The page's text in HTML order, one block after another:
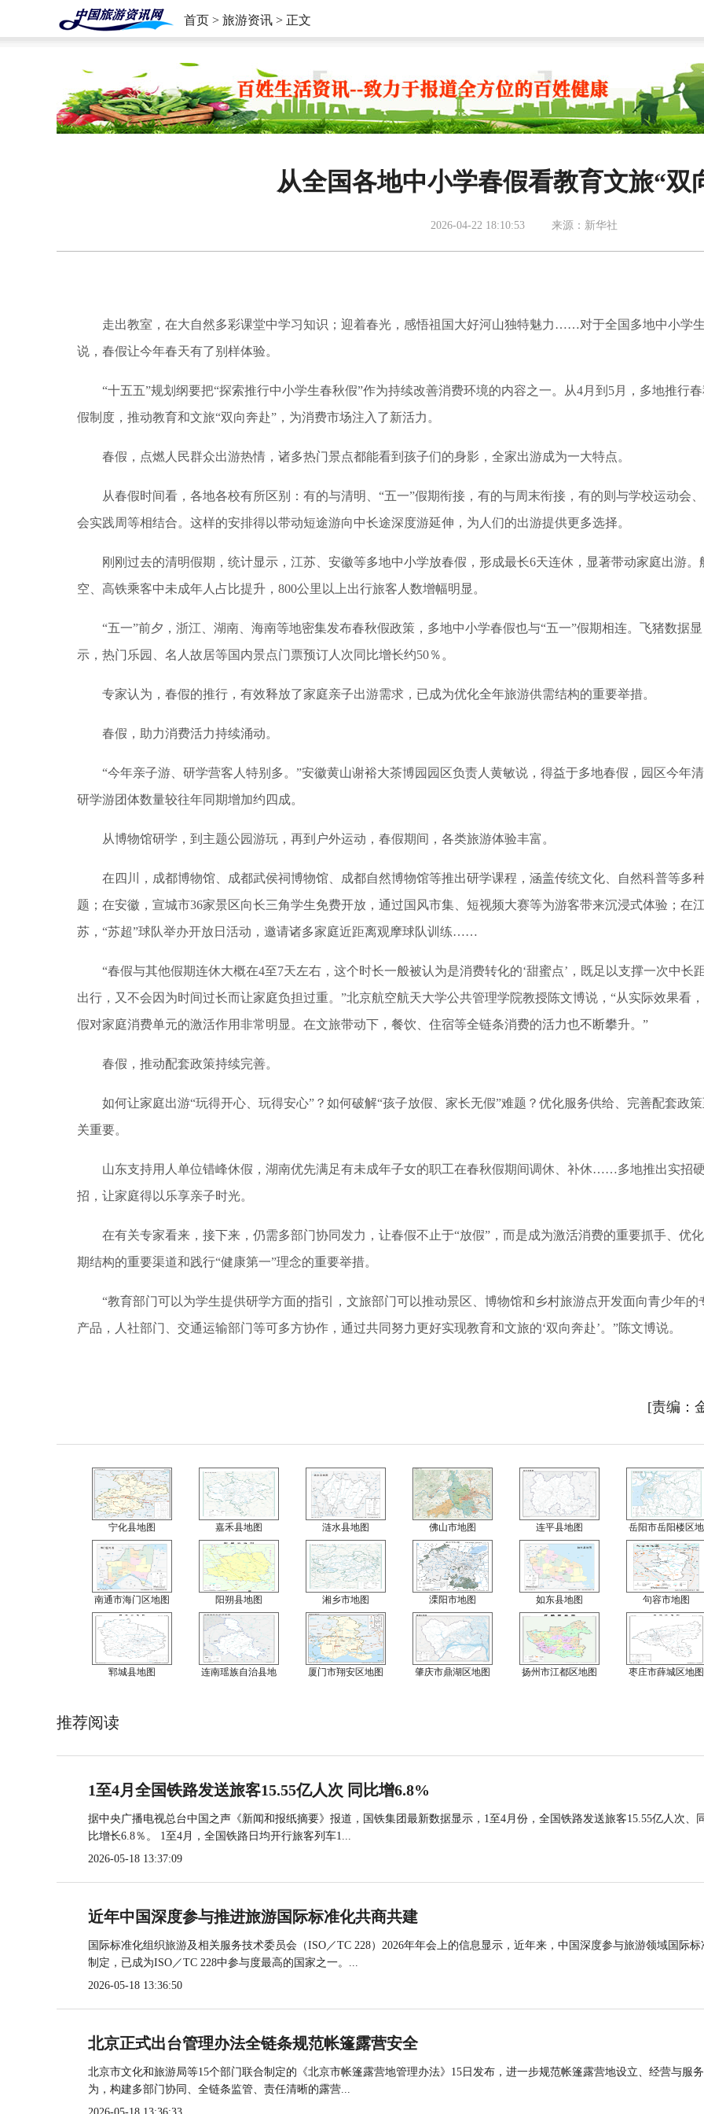
首页 > 旅游资讯 > 正文
从全国各地中小学春假看教育文旅“双
2026-04-22 18:10:53 来源：新华社
走出教室，在大自然多彩课堂中学习知识；迎着春光，感悟祖国大好河山独特魅力……对于全国多地中小学
说，春假让今年春天有了别样体验。
“十五五”规划纲要把“探索推行中小学生春秋假”作为持续改善消费环境的内容之一。从4月到5月，多地推行春
假制度，推动教育和文旅“双向奔赴”，为消费市场注入了新活力。
春假，点燃人民群众出游热情，诸多热门景点都能看到孩子们的身影，全家出游成为一大特点。
从春假时间看，各地各校有所区别：有的与清明、“五一”假期衔接，有的与周末衔接，有的则与学校运动会
会实践周等相结合。这样的安排得以带动短途游向中长途深度游延伸，为人们的出游提供更多选择。
刚刚过去的清明假期，统计显示，江苏、安徽等多地中小学放春假，形成最长6天连休，显著带动家庭出游。
空、高铁乘客中未成年人占比提升，800公里以上出行旅客人数增幅明显。
“五一”前夕，浙江、湖南、海南等地密集发布春秋假政策，多地中小学春假也与“五一”假期相连。飞猪数据显
示，热门乐园、名人故居等国内景点门票预订人次同比增长约50％。
专家认为，春假的推行，有效释放了家庭亲子出游需求，已成为优化全年旅游供需结构的重要举措。
春假，助力消费活力持续涌动。
“今年亲子游、研学营客人特别多。”安徽黄山谢裕大茶博园园区负责人黄敏说，得益于多地春假，园区今年
研学游团体数量较往年同期增加约四成。
从博物馆研学，到主题公园游玩，再到户外运动，春假期间，各类旅游体验丰富。
在四川，成都博物馆、成都武侯祠博物馆、成都自然博物馆等推出研学课程，涵盖传统文化、自然科普等多
题；在安徽，宣城市36家景区向长三角学生免费开放，通过国风市集、短视频大赛等为游客带来沉浸式体验；在江
苏，“苏超”球队举办开放日活动，邀请诸多家庭近距离观摩球队训练……
“春假与其他假期连休大概在4至7天左右，这个时长一般被认为是消费转化的‘甜蜜点’，既足以支撑一次中长
出行，又不会因为时间过长而让家庭负担过重。”北京航空航天大学公共管理学院教授陈文博说，“从实际效果看
假对家庭消费单元的激活作用非常明显。在文旅带动下，餐饮、住宿等全链条消费的活力也不断攀升。”
春假，推动配套政策持续完善。
如何让家庭出游“玩得开心、玩得安心”？如何破解“孩子放假、家长无假”难题？优化服务供给、完善配套政策
关重要。
山东支持用人单位错峰休假，湖南优先满足有未成年子女的职工在春秋假期间调休、补休……多地推出实招硬
招，让家庭得以乐享亲子时光。
在有关专家看来，接下来，仍需多部门协同发力，让春假不止于“放假”，而是成为激活消费的重要抓手、优
期结构的重要渠道和践行“健康第一”理念的重要举措。
“教育部门可以为学生提供研学方面的指引，文旅部门可以推动景区、博物馆和乡村旅游点开发面向青少年的
产品，人社部门、交通运输部门等可多方协作，通过共同努力更好实现教育和文旅的‘双向奔赴’。”陈文博说。
[责编：
宁化县地图 嘉禾县地图 涟水县地图 佛山市地图 连平县地图 岳阳市岳阳楼区地
南通市海门区地图 阳朔县地图 湘乡市地图 溧阳市地图 如东县地图 句容市地图
郓城县地图 连南瑶族自治县地 厦门市翔安区地图 肇庆市鼎湖区地图 扬州市江都区地图 枣庄市薛城区地图
推荐阅读
1至4月全国铁路发送旅客15.55亿人次 同比增6.8%
据中央广播电视总台中国之声《新闻和报纸摘要》报道，国铁集团最新数据显示，1至4月份，全国铁路发送旅客15.55亿人次、同
比增长6.8％。 1至4月，全国铁路日均开行旅客列车1...
2026-05-18 13:37:09
近年中国深度参与推进旅游国际标准化共商共建
国际标准化组织旅游及相关服务技术委员会（ISO／TC 228）2026年年会上的信息显示，近年来，中国深度参与旅游领域国际标
制定，已成为ISO／TC 228中参与度最高的国家之一。...
2026-05-18 13:36:50
北京正式出台管理办法全链条规范帐篷露营安全
北京市文化和旅游局等15个部门联合制定的《北京市帐篷露营地管理办法》15日发布，进一步规范帐篷露营地设立、经营与服
为，构建多部门协同、全链条监管、责任清晰的露营...